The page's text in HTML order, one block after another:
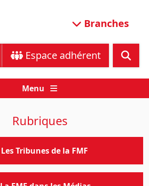
Branches
Espace adhérent
Menu
Rubriques
Les Tribunes de la FMF